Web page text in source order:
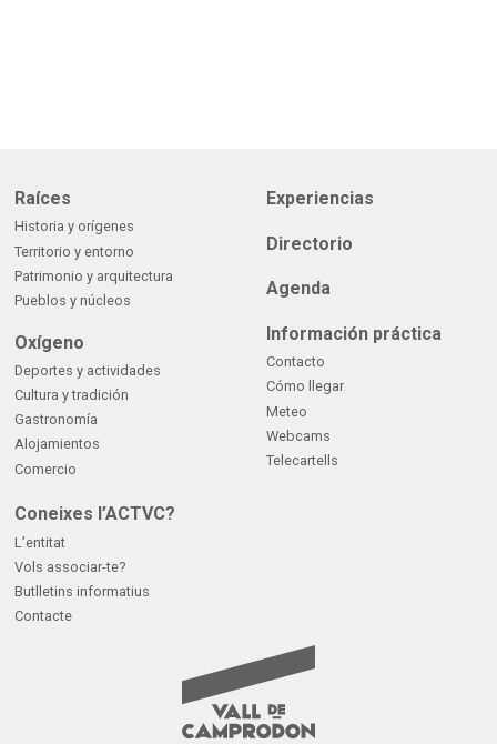
Raíces
Historia y orígenes
Territorio y entorno
Patrimonio y arquitectura
Pueblos y núcleos
Oxígeno
Deportes y actividades
Cultura y tradición
Gastronomía
Alojamientos
Comercio
Experiencias
Directorio
Agenda
Información práctica
Contacto
Cómo llegar
Meteo
Webcams
Telecartells
Coneixes l’ACTVC?
L’entitat
Vols associar-te?
Butlletins informatius
Contacte